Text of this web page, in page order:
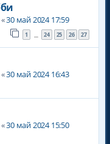
30 май 2024 17:59
1 24 25 26 27
30 май 2024 16:43
30 май 2024 15:50